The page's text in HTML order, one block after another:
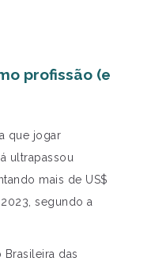
profissão (e
que jogar
ultrapassou
mais de US$
segundo a
Brasileira das